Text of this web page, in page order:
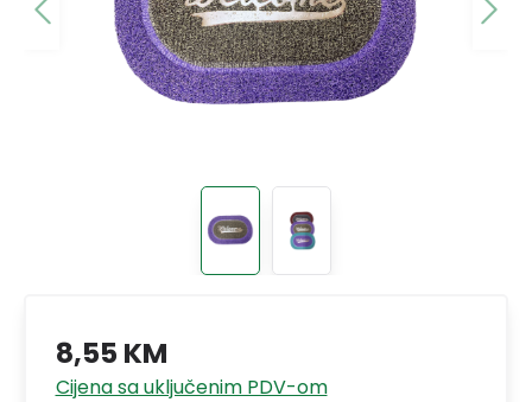
8,55 KM
Cijena sa uključenim PDV-om